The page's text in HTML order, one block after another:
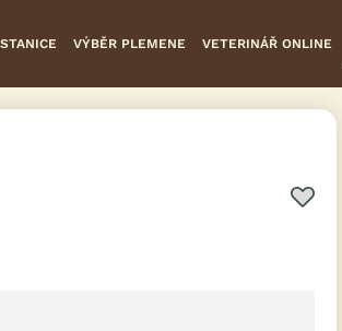
VÝBĚR PLEMENE VETERINÁŘ ONLINE